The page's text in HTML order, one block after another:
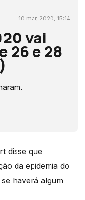
10 mar, 2020, 15:14
vai
26 e 28
disse que
da epidemia do
haverá algum